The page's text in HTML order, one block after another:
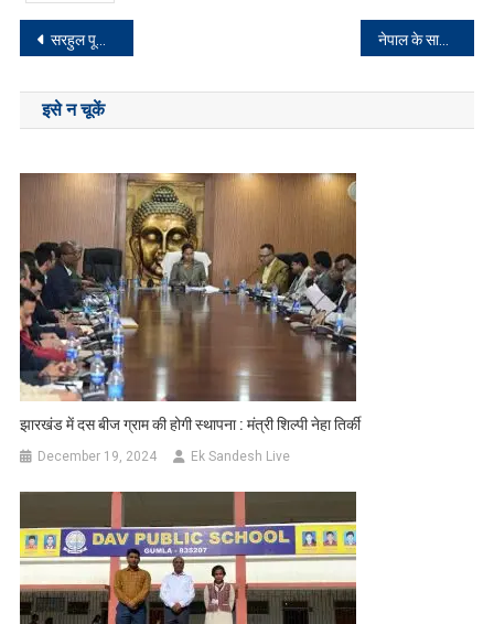
Post
navigation
सरहुल पूजा पर तीन दिनों का राजकीय अवकाश घोषित करे राज्य सरकार : बचन उराँव नेपाल के सामाजिक अभियंता दुर्गा प्रसाई का नेपालगंज में भव्य स्वागत
इसे न चूकें
झारखंड में दस बीज ग्राम की होगी स्थापना : मंत्री शिल्पी नेहा तिर्की
December 19, 2024 Ek Sandesh Live